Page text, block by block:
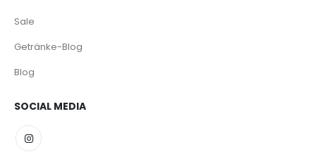
Sale
Getränke-Blog
Blog
SOCIAL MEDIA